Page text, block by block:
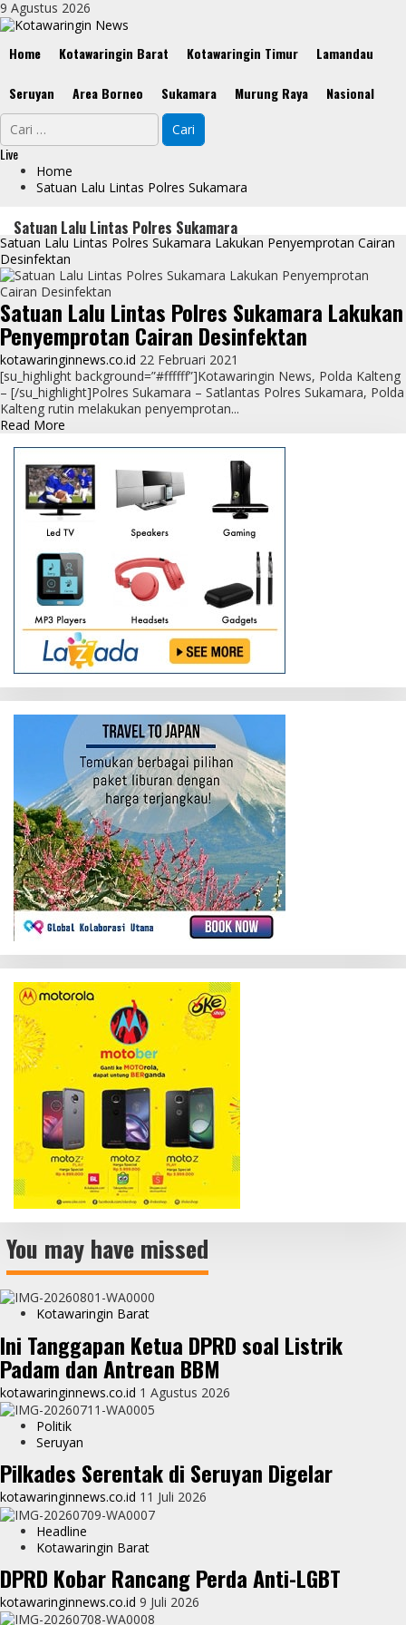
Skip
to
9 Agustus 2026
Menu
Home Kotawaringin Barat Kotawaringin Timur Lamandau
Seruyan Area Borneo Sukamara Murung Raya Nasional
Cari
untuk:
Live
Home
Satuan Lalu Lintas Polres Sukamara
Satuan Lalu Lintas Polres Sukamara
Satuan Lalu Lintas Polres Sukamara Lakukan Penyemprotan Cairan
Desinfektan
Satuan Lalu Lintas Polres Sukamara Lakukan
Penyemprotan Cairan Desinfektan
kotawaringinnews.co.id 22 Februari 2021
[su_highlight background=”#ffffff”]Kotawaringin News, Polda Kalteng
– [/su_highlight]Polres Sukamara – Satlantas Polres Sukamara, Polda
Kalteng rutin melakukan penyemprotan...
Read More
Satuan
Lalu
Lintas
Polres
Sukamara
Lakukan
Penyemprotan
Cairan
Desinfektan
You may have missed
Kotawaringin Barat
Ini Tanggapan Ketua DPRD soal Listrik
Padam dan Antrean BBM
kotawaringinnews.co.id 1 Agustus 2026
Politik
Seruyan
Pilkades Serentak di Seruyan Digelar
kotawaringinnews.co.id 11 Juli 2026
Headline
Kotawaringin Barat
DPRD Kobar Rancang Perda Anti-LGBT
kotawaringinnews.co.id 9 Juli 2026